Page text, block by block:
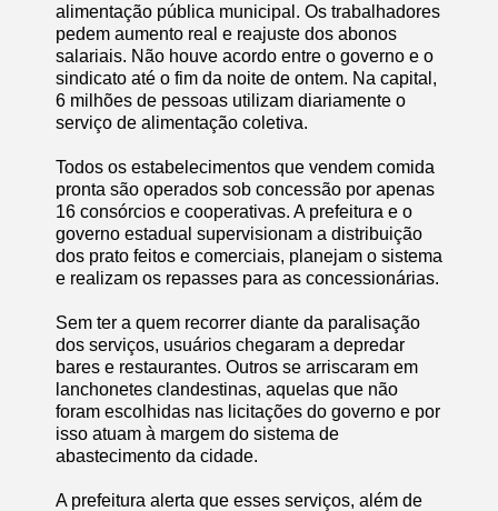
alimentação pública municipal. Os trabalhadores
pedem aumento real e reajuste dos abonos
salariais. Não houve acordo entre o governo e o
sindicato até o fim da noite de ontem. Na capital,
6 milhões de pessoas utilizam diariamente o
serviço de alimentação coletiva.
Todos os estabelecimentos que vendem comida
pronta são operados sob concessão por apenas
16 consórcios e cooperativas. A prefeitura e o
governo estadual supervisionam a distribuição
dos prato feitos e comerciais, planejam o sistema
e realizam os repasses para as concessionárias.
Sem ter a quem recorrer diante da paralisação
dos serviços, usuários chegaram a depredar
bares e restaurantes. Outros se arriscaram em
lanchonetes clandestinas, aquelas que não
foram escolhidas nas licitações do governo e por
isso atuam à margem do sistema de
abastecimento da cidade.
A prefeitura alerta que esses serviços, além de